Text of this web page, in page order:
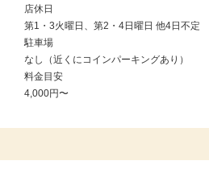
店休日
第1・3火曜日、第2・4日曜日 他4日不定
駐車場
なし（近くにコインパーキングあり）
料金目安
4,000円〜